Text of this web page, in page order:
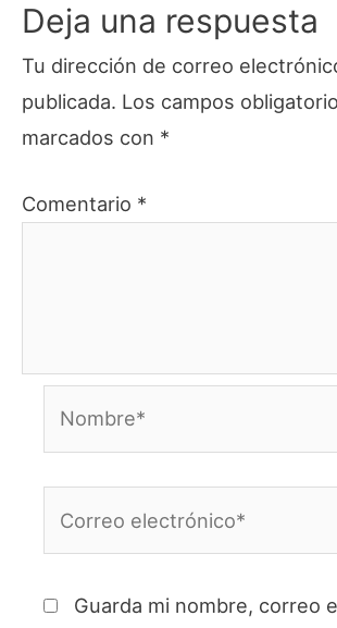
Deja una respuesta
Tu dirección de correo
publicada. Los campos
marcados con *
Comentario *
Guarda mi nombre, correo